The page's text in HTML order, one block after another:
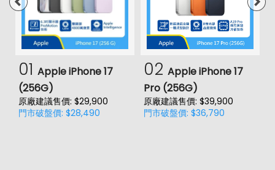
01 Apple iPhone 17
(256G)
原廠建議售價: $29,900
門市破盤價: $28,490
02 Apple iPhone 17
Pro (256G)
原廠建議售價: $39,900
門市破盤價: $36,790